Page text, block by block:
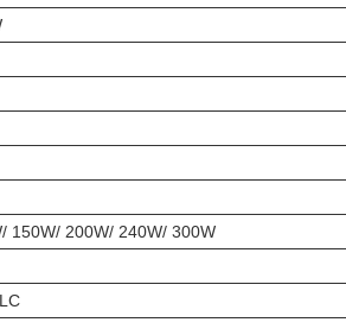
150W/ 200W/ 240W/ 300W